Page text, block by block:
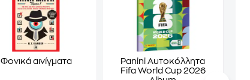
Φονικά αινίγματα
Panini Αυτοκόλλητα
Fifa World Cup 2026